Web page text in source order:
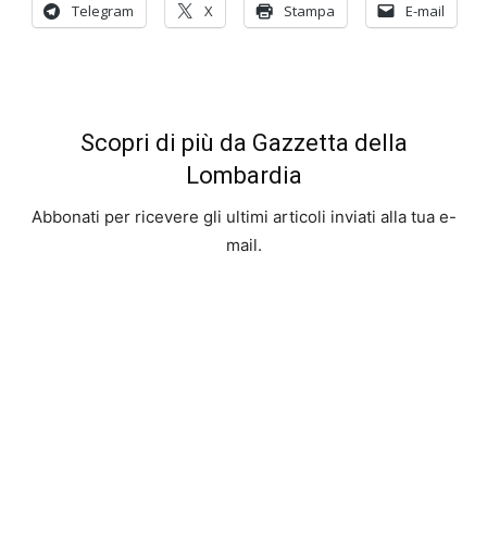
Telegram X Stampa E-mail
Scopri di più da Gazzetta della
Lombardia
Abbonati per ricevere gli ultimi articoli inviati alla tua e-
mail.